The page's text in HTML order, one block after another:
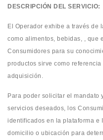
DESCRIPCIÓN DEL SERVICIO:
El Operador exhibe a través de
como alimentos, bebidas, , que
Consumidores para su
productos sirve como
adquisición.
Para poder solicitar el mandato
servicios deseados, los
identificados en la plataforma
domicilio o ubicación para